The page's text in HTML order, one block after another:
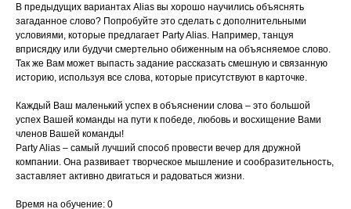
В предыдущих вариантах Alias вы хорошо научились объяснять
загаданное слово? Попробуйте это сделать с дополнительными
условиями, которые предлагает Party Alias. Например, танцуя
вприсядку или будучи смертельно обиженным на объясняемое слово.
Так же Вам может выпасть задание рассказать смешную и связанную
историю, используя все слова, которые присутствуют в карточке.
Каждый Ваш маленький успех в объяснении слова – это большой
успех Вашей команды на пути к победе, любовь и восхищение Вами
членов Вашей команды!
Party Alias – самый лучший способ провести вечер для дружной
компании. Она развивает творческое мышление и сообразительность,
заставляет активно двигаться и радоваться жизни.
Время на обучение: 0